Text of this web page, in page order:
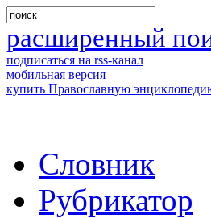
расширенный
подписаться на rss-канал
мобильная версия
купить Православную
Словник
Рубрикатор